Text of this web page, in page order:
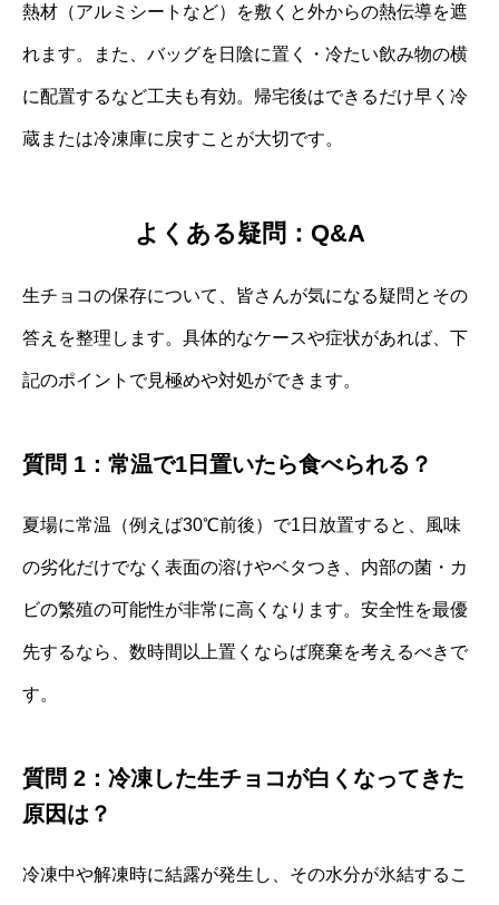
熱材（アルミシートなど）を敷くと外からの熱伝導を遮
れます。また、バッグを日陰に置く・冷たい飲み物の横
に配置するなど工夫も有効。帰宅後はできるだけ早く冷
蔵または冷凍庫に戻すことが大切です。
よくある疑問：Q&A
生チョコの保存について、皆さんが気になる疑問とその
答えを整理します。具体的なケースや症状があれば、下
記のポイントで見極めや対処ができます。
質問 1：常温で1日置いたら食べられる？
夏場に常温（例えば30℃前後）で1日放置すると、風味
の劣化だけでなく表面の溶けやベタつき、内部の菌・カ
ビの繁殖の可能性が非常に高くなります。安全性を最優
先するなら、数時間以上置くならば廃棄を考えるべきで
す。
質問 2：冷凍した生チョコが白くなってきた
原因は？
冷凍中や解凍時に結露が発生し、その水分が氷結するこ